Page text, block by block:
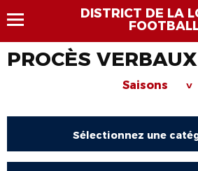
DISTRICT DE LA
PROCÈS VERBAUX
Saisons >
Sélectionnez une